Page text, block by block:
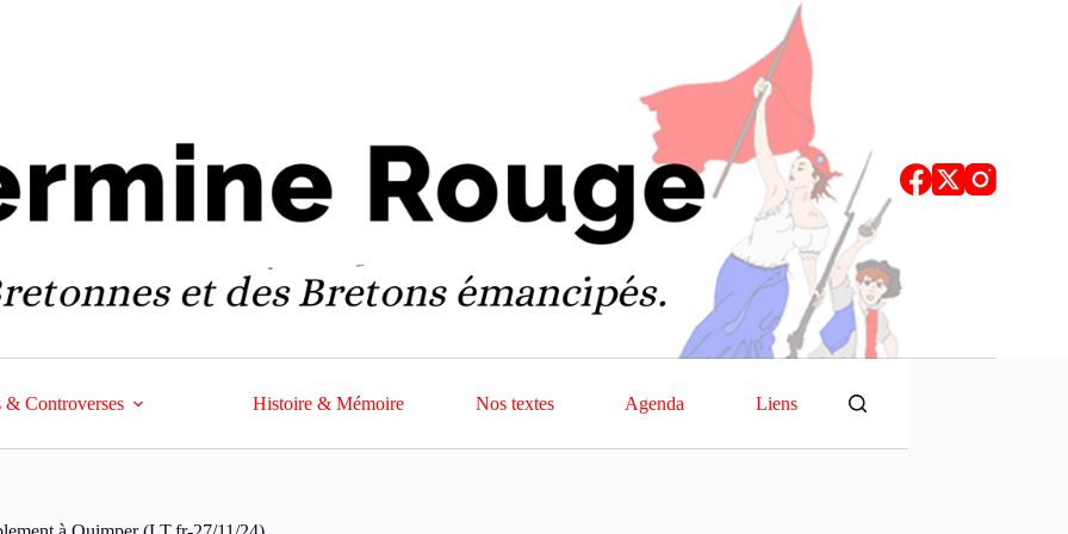
& Controverses Histoire & Mémoire Nos textes Agenda Liens